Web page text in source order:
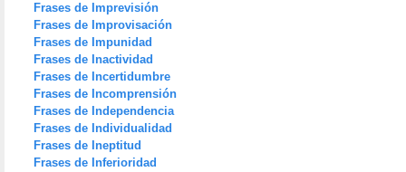
Frases de Imprevisión
Frases de Improvisación
Frases de Impunidad
Frases de Inactividad
Frases de Incertidumbre
Frases de Incomprensión
Frases de Independencia
Frases de Individualidad
Frases de Ineptitud
Frases de Inferioridad